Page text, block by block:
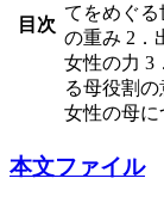
目次
てをめぐ
の重み 2．
女性の力 3
る母役割の
女性の母に
本文ファイル